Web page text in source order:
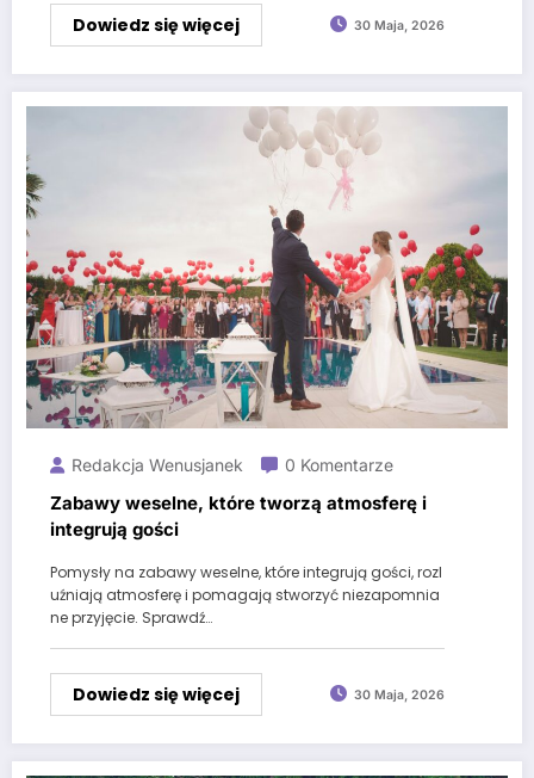
Dowiedz się więcej 30 Maja, 2026
Redakcja Wenusjanek 0 Komentarze
Zabawy weselne, które tworzą atmosferę i
integrują gości
Pomysły na zabawy weselne, które integrują gości, rozl
uźniają atmosferę i pomagają stworzyć niezapomnia
ne przyjęcie. Sprawdź…
Dowiedz się więcej 30 Maja, 2026